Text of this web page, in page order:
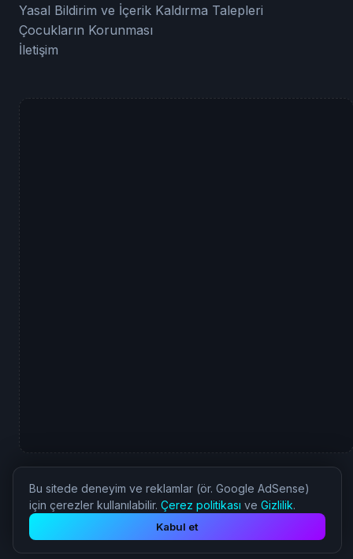
Yasal Bildirim ve İçerik Kaldırma Talepleri
Çocukların Korunması
İletişim
© 2026 Nostalji Oyun - Tüm Hakları Saklıdır.
Bu sitede deneyim ve reklamlar (ör. Google AdSense)
için çerezler kullanılabilir. Çerez politikası ve Gizlilik.
Kabul et